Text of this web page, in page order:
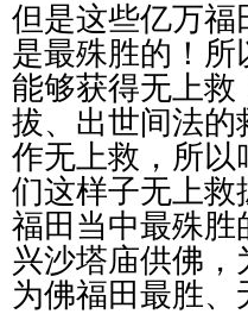
但是这些亿万福
是最殊胜的！所
能够获得无上救
拔、出世间法的
作无上救，所以
们这样子无上救
福田当中最殊胜
兴沙塔庙供佛，
为佛福田最胜、